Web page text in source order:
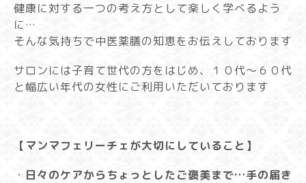
健康に対する一つの考え方として楽しく学べるよう
に…
そんな気持ちで中医薬膳の知恵をお伝えしております
サロンには子育て世代の方をはじめ、１０代〜６０代
と幅広い年代の女性にご利用いただいております
【マンマフェリーチェが大切にしていること】
・ 日々のケアからちょっとしたご褒美まで…手の届き